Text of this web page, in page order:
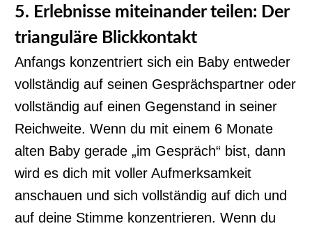
5. Erlebnisse miteinander teilen: Der
trianguläre Blickkontakt
Anfangs konzentriert sich ein Baby entweder
vollständig auf seinen Gesprächspartner oder
vollständig auf einen Gegenstand in seiner
Reichweite. Wenn du mit einem 6 Monate
alten Baby gerade „im Gespräch“ bist, dann
wird es dich mit voller Aufmerksamkeit
anschauen und sich vollständig auf dich und
auf deine Stimme konzentrieren. Wenn du